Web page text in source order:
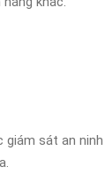
sát an